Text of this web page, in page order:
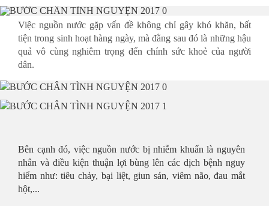
Việc nguồn nước gặp vấn đề không chỉ gây khó khăn, bất
tiện trong sinh hoạt hàng ngày, mà đằng sau đó là những hậu
quả vô cùng nghiêm trọng đến chính sức khoẻ của người
dân.
Bên cạnh đó, việc nguồn nước bị nhiễm khuẩn là nguyên
nhân và điều kiện thuận lợi bùng lên các dịch bệnh nguy
hiểm như: tiêu chảy, bại liệt, giun sán, viêm não, đau mắt
hột,...